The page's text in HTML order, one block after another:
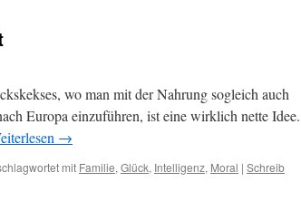
wo man mit der Nahrung sogleich auch
Europa einzuführen, ist eine wirklich nette Idee.
→
mit Familie, Glück, Intelligenz, Moral | Schreib